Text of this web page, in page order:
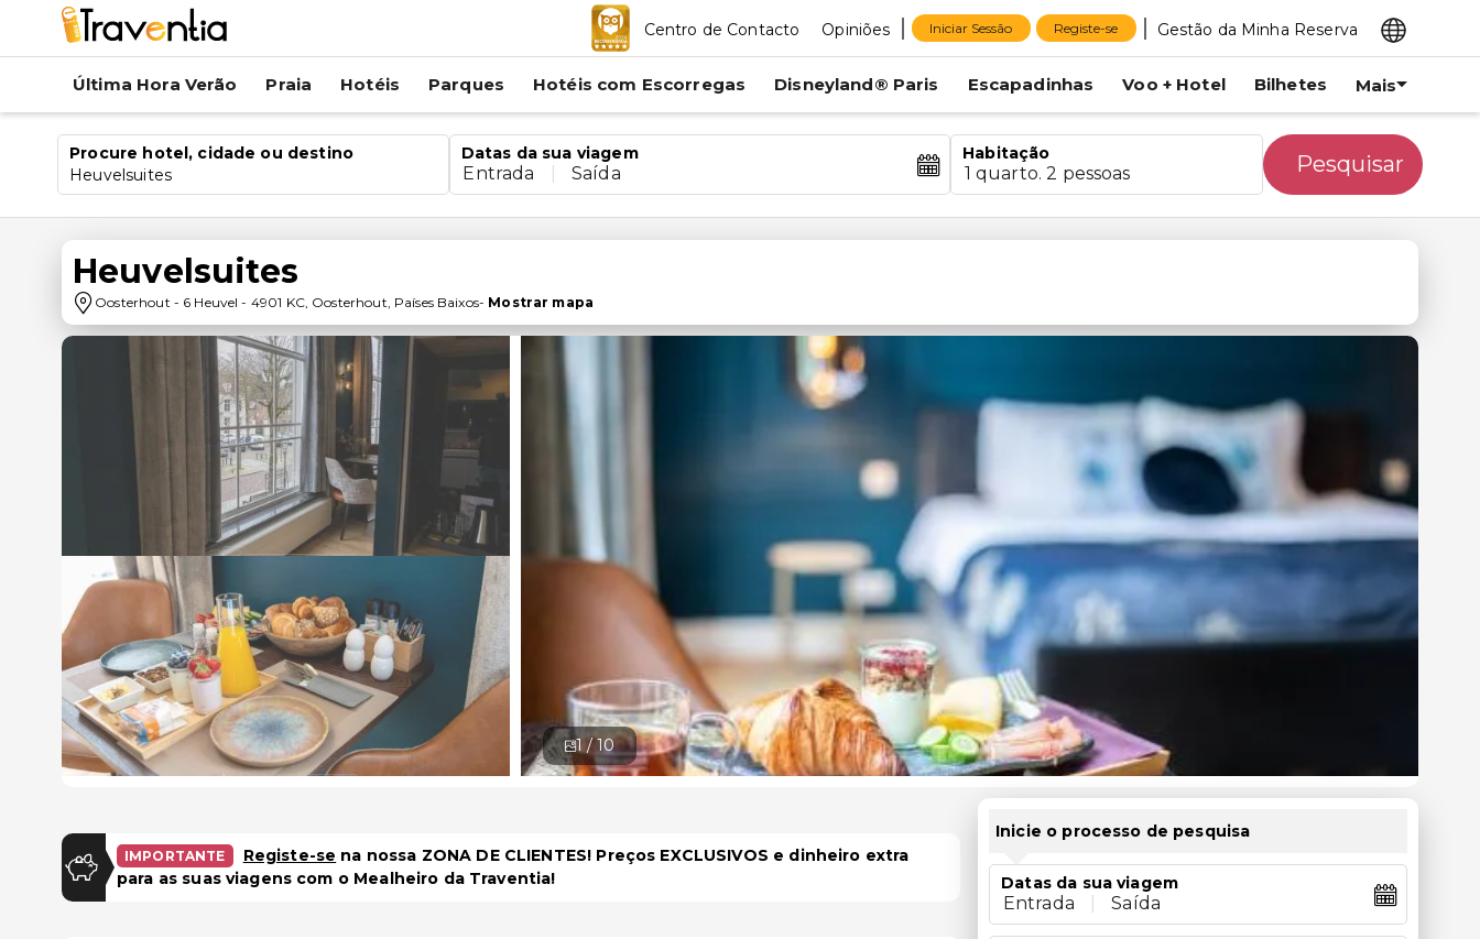
Centro de Contacto Opiniões Iniciar Sessão Registe-se Gestão da Minha Reserva
Última Hora Verão Praia Hotéis Parques Hotéis com Escorregas Disneyland® Paris Escapadinhas Voo + Hotel Bilhetes Mais
Procure hotel, cidade ou destino
Heuvelsuites
Datas da sua viagem
Entrada Saída
Habitação
1 quarto. 2 pessoas Pesquisar
Heuvelsuites
Oosterhout - 6 Heuvel - 4901 KC, Oosterhout, Países Baixos- Mostrar mapa
1 /10
IMPORTANTE Registe-se na nossa ZONA DE CLIENTES! Preços EXCLUSIVOS e dinheiro extra
para as suas viagens com o Mealheiro da Traventia!
Inicie o processo de pesquisa
Datas da sua viagem
Entrada Saída